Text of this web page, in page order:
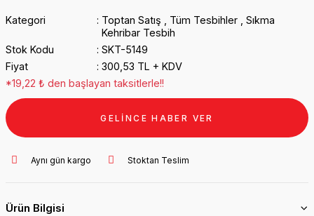
Kategori Toptan Satış Tüm Tesbihler
Sıkma
Kehribar Tesbih
Stok Kodu
SKT-5149
Fiyat
300,53 TL + KDV
*19,22 ₺ den başlayan taksitlerle!!
GELİNCE HABER VER
Aynı gün kargo Stoktan Teslim
Ürün Bilgisi